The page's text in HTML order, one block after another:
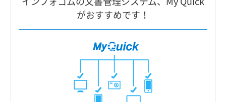
がおすすめです！